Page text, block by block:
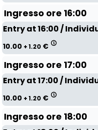
Ingresso ore 16:00
Entry at 16:00 /
10.00 + 1.20 €
Ingresso ore 17:00
Entry at 17:00 /
10.00 + 1.20 €
Ingresso ore 18:00